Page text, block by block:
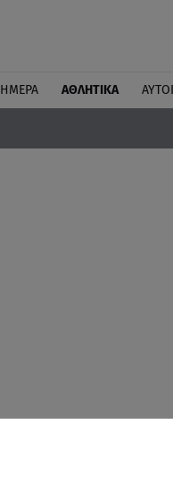
ΑΘΛΗΤΙΚΑ